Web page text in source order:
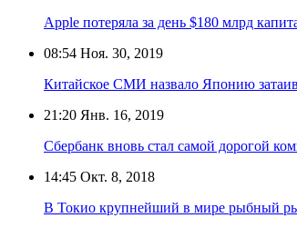
Аpple потеряла за день $180 млрд
08:54 Ноя. 30, 2019
Китайское СМИ назвало Японию
21:20 Янв. 16, 2019
Сбербанк вновь стал самой дорогой
14:45 Окт. 8, 2018
В Токио крупнейший в мире рыбный